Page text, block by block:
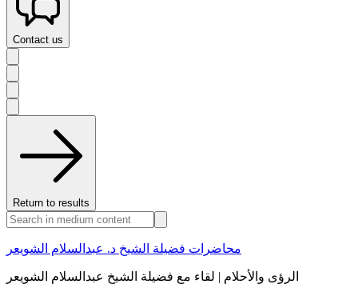
Contact us
Return to results
محاضرات فضيلة الشيخ د. عبدالسلام الشويعر
الرؤى والأحلام | لقاء مع فضيلة الشيخ عبدالسلام الشويعر